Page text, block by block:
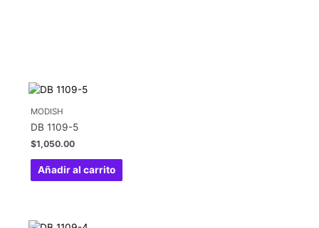
MODISH
DB 1109-5
$1,050.00
Añadir al carrito